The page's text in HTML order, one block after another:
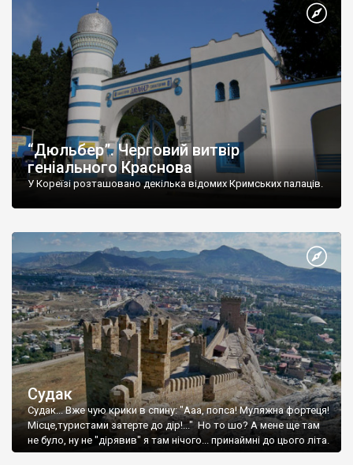
“Дюльбер”. Черговий витвір
геніального Краснова
У Кореїзі розташовано декілька відомих Кримських палаців.
Судак
Судак... Вже чую крики в спину: "Ааа, попса! Муляжна фортеця!
Місце,туристами затерте до дір!..." Но то шо? А мене ще там
не було, ну не "дірявив" я там нічого... принаймні до цього літа.